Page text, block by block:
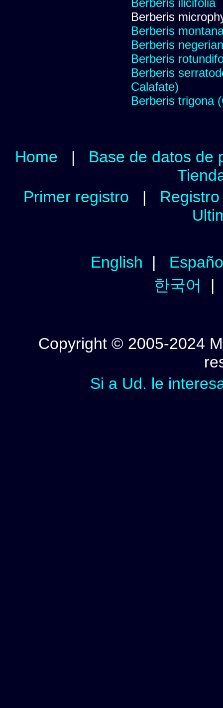
Berberis ilicifolia
Berberis
Berberis
Berberis
Berberis
Berberis
Calafate)
Berberis trigona
Home | Base de datos de
Primer registro |
English |
한국어
Copyright © 2005-2024
Si a Ud. le